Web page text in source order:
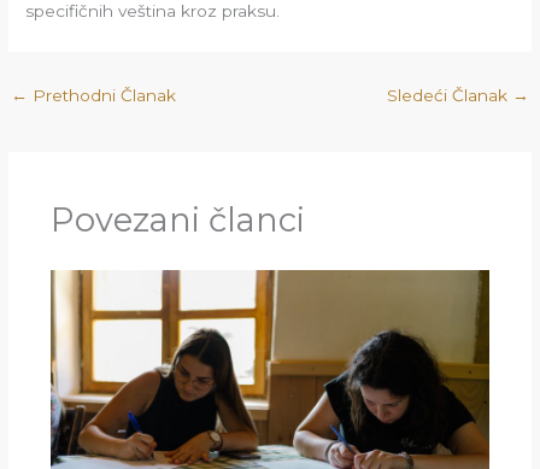
specifičnih veština kroz praksu.
← Prethodni Članak Sledeći Članak →
Povezani članci